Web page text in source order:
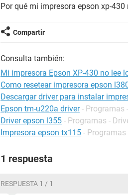
Por qué mi impresora epson xp-
Compartir
Consulta también:
Mi impresora Epson XP-430 no lee
Como resetear impresora epson
Descargar driver para instalar
Epson tm-u220a driver - Programas
Driver epson l355 - Programas -
Impresora epson tx115 - Programas
1 respuesta
RESPUESTA 1 / 1